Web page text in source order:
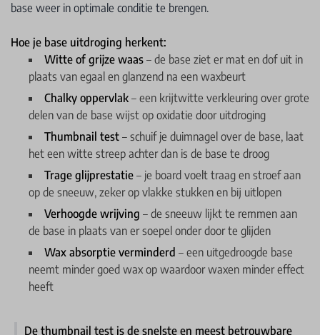
base weer in optimale conditie te brengen.
Hoe je base uitdroging herkent:
Witte of grijze waas – de base ziet er mat en dof uit in
plaats van egaal en glanzend na een waxbeurt
Chalky oppervlak – een krijtwitte verkleuring over grote
delen van de base wijst op oxidatie door uitdroging
Thumbnail test – schuif je duimnagel over de base, laat
het een witte streep achter dan is de base te droog
Trage glijprestatie – je board voelt traag en stroef aan
op de sneeuw, zeker op vlakke stukken en bij uitlopen
Verhoogde wrijving – de sneeuw lijkt te remmen aan
de base in plaats van er soepel onder door te glijden
Wax absorptie verminderd – een uitgedroogde base
neemt minder goed wax op waardoor waxen minder effect
heeft
De thumbnail test is de snelste en meest betrouwbare